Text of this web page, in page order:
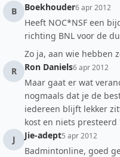
B
Boekhouder6 apr 2012
Heeft NOC*NSF een
richting BNL voor de
Zo ja, aan wie hebben
R
Ron Daniels6 apr 2012
Maar gaat er wat
nogmaals dat je de
iedereen blijft lekker
kost en niets presteerd
J
Jie-adept5 apr 2012
Badmintonline, goed